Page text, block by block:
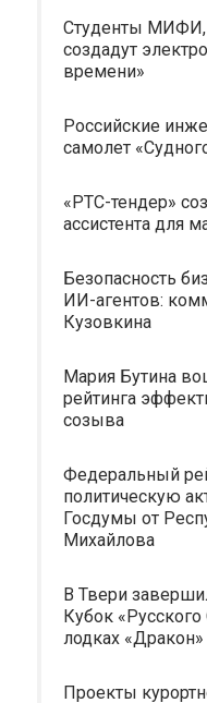
Студенты
создадут
времени»
Российские
самолет
«РТС-тендер»
ассистента для
Безопасность
ИИ-агентов:
Кузовкина
Мария Бутина
рейтинга
созыва
Федеральный
политическую
Госдумы от
Михайлова
В Твери
Кубок
лодках «Дракон»
Проекты